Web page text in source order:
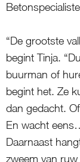
“De grootste
begint Tinja.
buurman of
begint het. Ze
dan gedacht.
En wacht
Daarnaast
zweem van